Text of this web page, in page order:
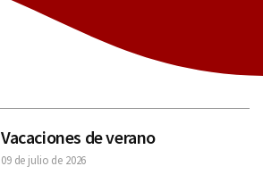
Vacaciones de verano
09 de julio de 2026